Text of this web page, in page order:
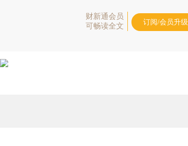
财新通会员
可畅读全文
订阅/会员升级